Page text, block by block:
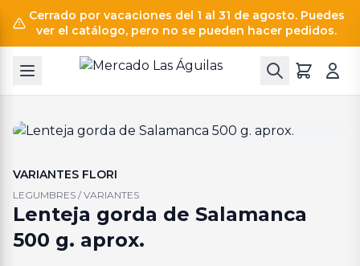
Cerrado por vacaciones del 1 al 31 de agosto. Puedes
ver el catálogo, pero no se pueden hacer pedidos.
VARIANTES FLORI
LEGUMBRES / VARIANTES
Lenteja gorda de Salamanca
500 g. aprox.